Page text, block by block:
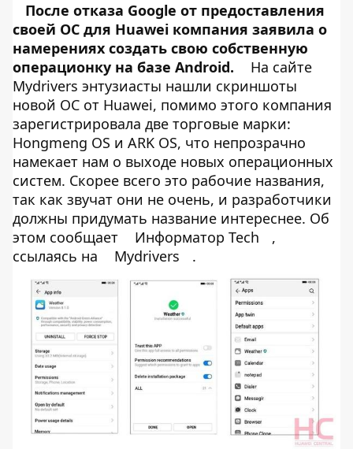
После отказа Google от предоставления
своей ОС для Huawei компания заявила о
намерениях создать свою собственную
операционку на базе Android.
На сайте
Mydrivers энтузиасты нашли скриншоты
новой ОС от Huawei, помимо этого компания
зарегистрировала две торговые марки:
Hongmeng OS и ARK OS, что непрозрачно
намекает нам о выходе новых операционных
систем. Скорее всего это рабочие названия,
так как звучат они не очень, и разработчики
должны придумать название интереснее. Об
этом сообщает
Информатор Tech
,
ссылаясь на
Mydrivers .